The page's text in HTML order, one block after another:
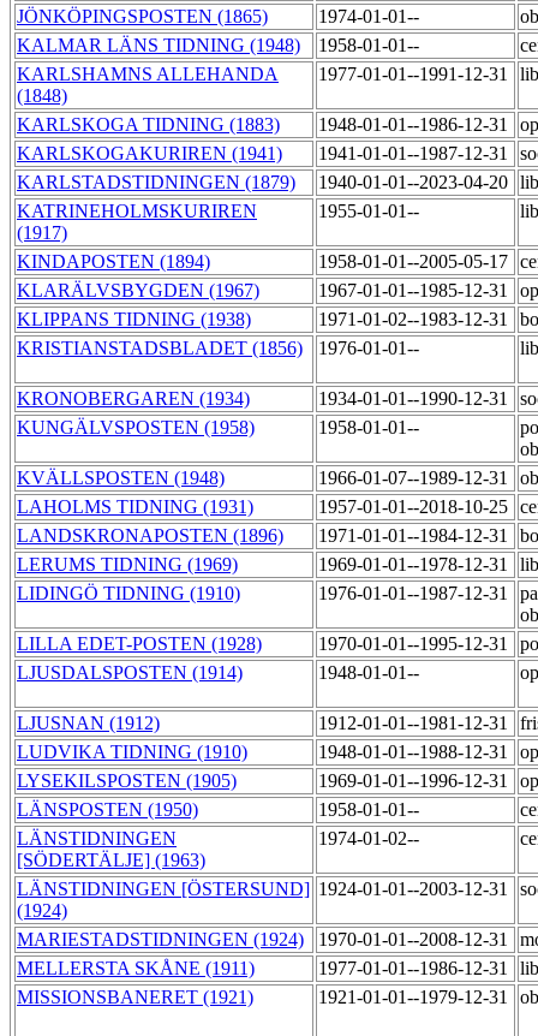
JÖNKÖPINGSPOSTEN (1865)
1974-01-01--
KALMAR LÄNS TIDNING (1948)
1958-01-01--
KARLSHAMNS ALLEHANDA
(1848)
1977-01-01--1991-12-31
KARLSKOGA TIDNING (1883) 1948-01-01--1986-12-31
KARLSKOGAKURIREN (1941)
1941-01-01--1987-12-31
KARLSTADSTIDNINGEN (1879)
1940-01-01--2023-04-20
KATRINEHOLMSKURIREN
(1917)
1955-01-01--
KINDAPOSTEN (1894) 1958-01-01--2005-05-17
KLARÄLVSBYGDEN (1967)
1967-01-01--1985-12-31
KLIPPANS TIDNING (1938)
1971-01-02--1983-12-31
KRISTIANSTADSBLADET (1856)
1976-01-01--
KRONOBERGAREN (1934) 1934-01-01--1990-12-31
KUNGÄLVSPOSTEN (1958)
1958-01-01--
KVÄLLSPOSTEN (1948)
1966-01-07--1989-12-31
LAHOLMS TIDNING (1931)
1957-01-01--2018-10-25
LANDSKRONAPOSTEN (1896)
1971-01-01--1984-12-31
LERUMS TIDNING (1969)
1969-01-01--1978-12-31
LIDINGÖ TIDNING (1910)
1976-01-01--1987-12-31
LILLA EDET-POSTEN (1928)
1970-01-01--1995-12-31
LJUSDALSPOSTEN (1914)
1948-01-01--
LJUSNAN (1912) 1912-01-01--1981-12-31
LUDVIKA TIDNING (1910)
1948-01-01--1988-12-31
LYSEKILSPOSTEN (1905)
1969-01-01--1996-12-31
LÄNSPOSTEN (1950)
1958-01-01--
LÄNSTIDNINGEN
[SÖDERTÄLJE] (1963)
1974-01-02--
LÄNSTIDNINGEN [ÖSTERSUND]
(1924)
1924-01-01--2003-12-31
MARIESTADSTIDNINGEN (1924) 1970-01-01--2008-12-31
MELLERSTA SKÅNE (1911)
1977-01-01--1986-12-31
MISSIONSBANERET (1921)
1921-01-01--1979-12-31